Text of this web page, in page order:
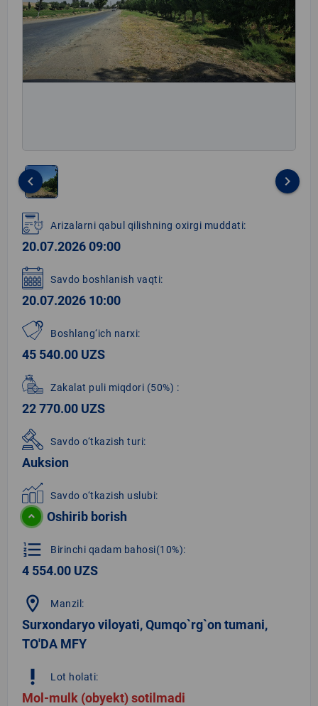
1
of
1
keyboard_arrow_left keyboard_arrow_right
Arizalarni qabul qilishning oxirgi muddati:
20.07.2026 09:00
Savdo boshlanish vaqti:
20.07.2026 10:00
Boshlang‘ich narxi:
45 540.00 UZS
Zakalat puli miqdori (50%) :
22 770.00 UZS
Savdo o‘tkazish turi:
Auksion
Savdo o‘tkazish uslubi:
Oshirib borish
format_list_numbered Birinchi qadam bahosi(10%):
4 554.00 UZS
location_on Manzil:
Surxondaryo viloyati, Qumqo`rg`on tumani,
TO'DA MFY
priority_high Lot holati:
Mol-mulk (obyekt) sotilmadi